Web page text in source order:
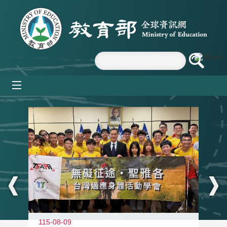
跳到主要內容區塊
:::
115-08-09